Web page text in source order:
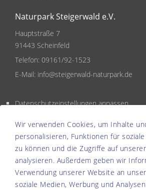
Naturpark Steigerwald e.V.
Hauptstraße 7
91443 Scheinfeld
Telefon: 09161/92-1523
E-Mail: info@steigerwald-naturpark.de
Datenschutzeinstellungen anpassen
Wir verwenden Cookies, um Inhalte
personalisieren, Funktionen für
zu können und die Zugriffe auf
analysieren. Außerdem geben wir
Verwendung unserer Website an
soziale Medien, Werbung und